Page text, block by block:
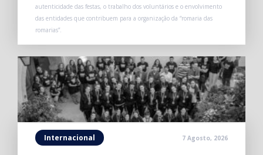
autenticidade das festas, o trabalho dos voluntários e o envolvimento
das entidades que contribuem para a organização da “romaria das
romarias”.
Internacional 7 Agosto, 2026